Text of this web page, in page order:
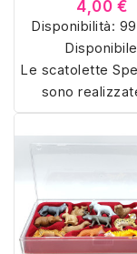
4,00 €
Disponibilità:
Disponibile
Le scatolette
sono
misura con
alta qualità,
interno
vellutino rosso e
soluzioni
pratiche per
e mostrare la